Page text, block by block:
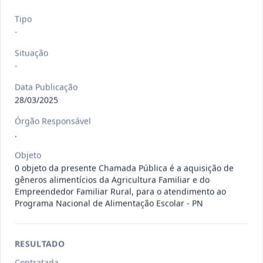
135/2026
Serviços
Credenciamento de oficinas
Situação: Concluído Data:07/08/2026 Ver detalhes
Prestação
Tipo
-
Situação
-
Data Publicação
28/03/2025
Órgão Responsável
.
Objeto
0 objeto da presente Chamada Pública é a aquisição de
gêneros alimentícios da Agricultura Familiar e do
Empreendedor Familiar Rural, para o atendimento ao
Programa Nacional de Alimentação Escolar - PN
RESULTADO